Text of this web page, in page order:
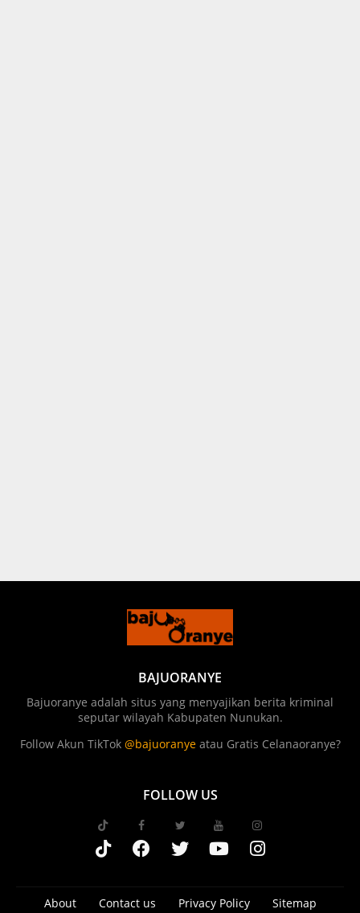
BAJUORANYE
Bajuoranye adalah situs yang menyajikan berita kriminal
seputar wilayah Kabupaten Nunukan.
Follow Akun TikTok @bajuoranyeatau Gratis Celanaoranye?
FOLLOW US
About Contact us Privacy Policy Sitemap